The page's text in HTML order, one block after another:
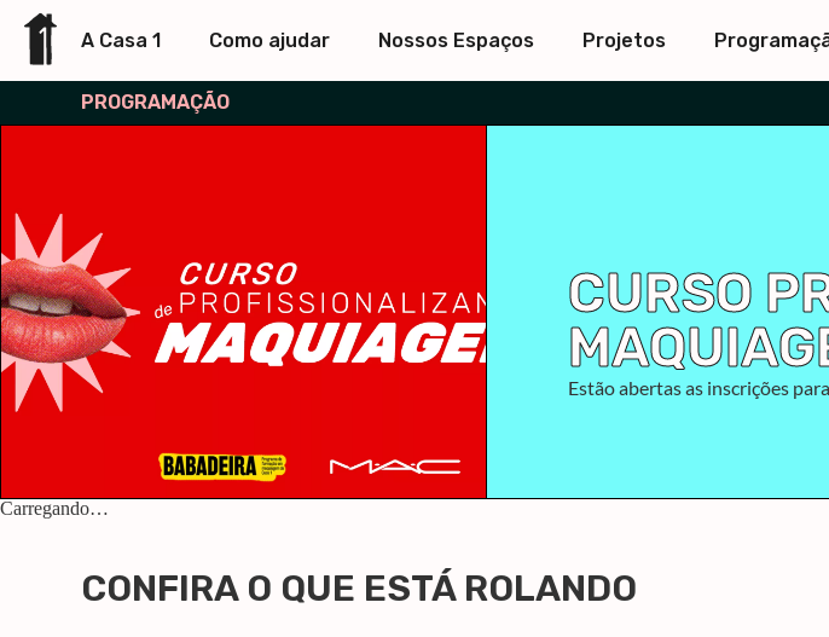
A Casa 1 Como ajudar Nossos Espaços Projetos
PROGRAMAÇÃO
CURSO
Estão abertas as inscrições
Carregando…
CONFIRA O QUE ESTÁ ROLANDO